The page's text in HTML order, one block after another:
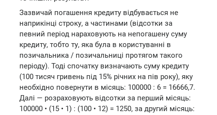
Зазвичай погашення кредиту відбувається не
наприкінці строку, а частинами (відсотки за
певний період нараховують на непогашену суму
кредиту, тобто ту, яка була в користуванні в
позичальника / позичальниці протягом такого
періоду). Тоді спочатку визначають суму кредиту
(100 тисяч гривень під 15% річних на пів року), яку
необхідно повернути в місяць: 100000 : 6 = 16666,7.
Далі — розраховують відсотки за перший місяць:
100000 • (15 • 1) : (100 • 12) = 1250, за другий місяць: